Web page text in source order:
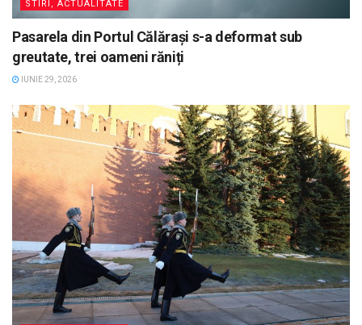
STIRI, ACTUALITATE
Pasarela din Portul Călărași s-a deformat sub
greutate, trei oameni răniți
IUNIE 29, 2026